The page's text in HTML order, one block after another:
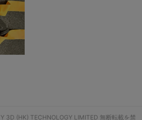
3D (HK) TECHNOLOGY LIMITED 無断転載を禁